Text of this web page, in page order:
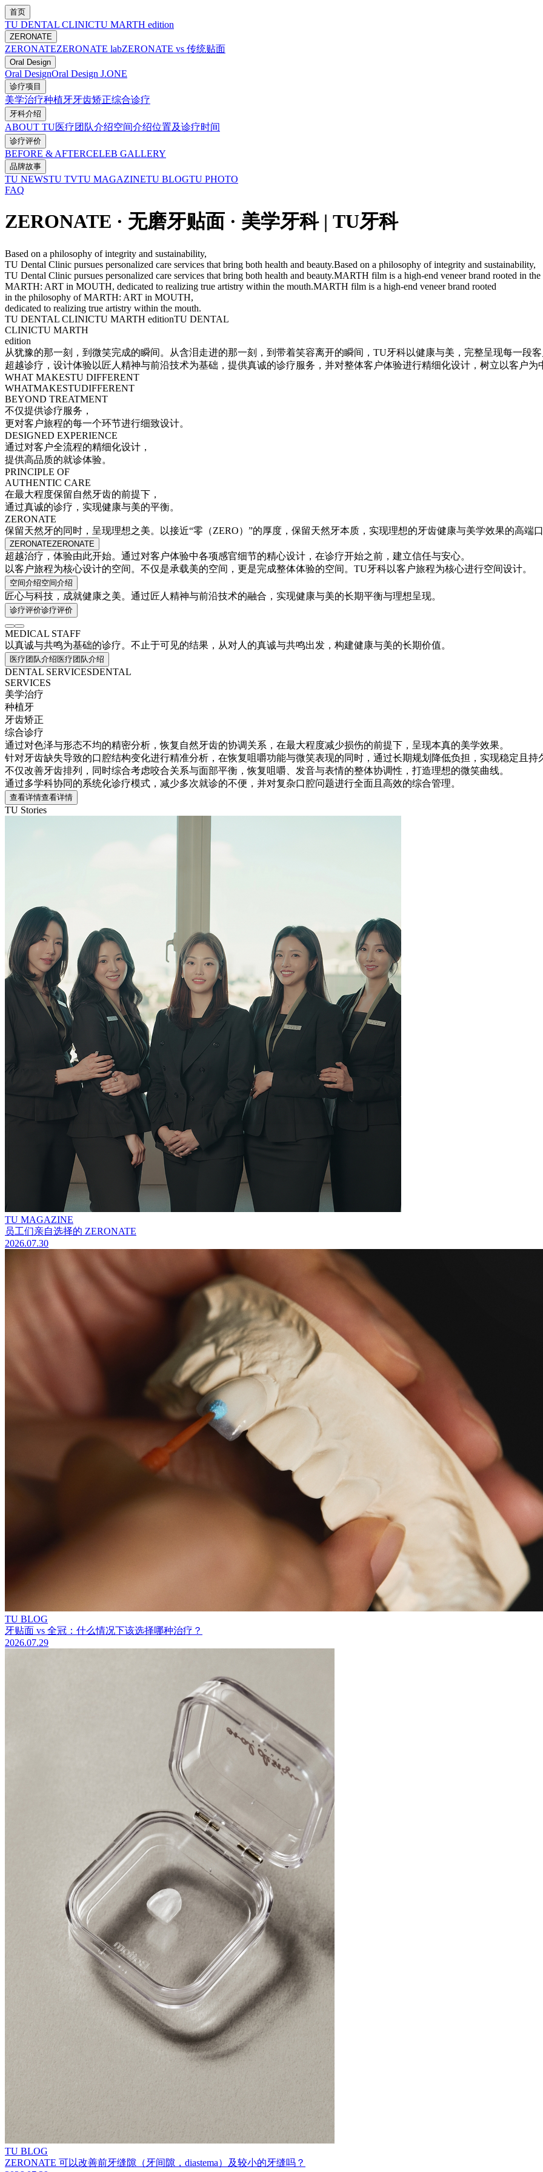
首页
TU DENTAL CLINICTU MARTH edition
ZERONATE
ZERONATEZERONATE labZERONATE vs 传统贴面
Oral Design
Oral DesignOral Design J.ONE
诊疗项目
美学治疗种植牙牙齿矫正综合诊疗
牙科介绍
ABOUT TU医疗团队介绍空间介绍位置及诊疗时间
诊疗评价
BEFORE & AFTERCELEB GALLERY
品牌故事
TU NEWSTU TVTU MAGAZINETU BLOGTU PHOTO
FAQ
ZERONATE · 无磨牙贴面 · 美学牙科 | TU牙科
Based on a philosophy of integrity and sustainability,
TU Dental Clinic pursues personalized care services that bring both health and beauty.Based on a philosophy of integrity and sustainability,
TU Dental Clinic pursues personalized care services that bring both health and beauty.MARTH film is a high-end veneer brand rooted in
MARTH: ART in MOUTH, dedicated to realizing true artistry within the mouth.MARTH film is a high-end veneer brand rooted
in the philosophy of MARTH: ART in MOUTH,
dedicated to realizing true artistry within the mouth.
TU DENTAL CLINICTU MARTH editionTU DENTAL
CLINICTU MARTH
edition
从犹豫的那一刻，到微笑完成的瞬间。
从含泪走进的那一刻，到带着笑容离开的瞬间，TU牙科以健康与美，完整呈现每一段客
超越诊疗，设计体验以匠人精神与前沿技术为基础，提供真诚的诊疗服务，并对整体客户体验进行精细化设计，树立以客户为
WHAT MAKESTU DIFFERENT
WHATMAKESTUDIFFERENT
BEYOND TREATMENT
不仅提供诊疗服务，
更对客户旅程的每一个环节进行细致设计。
DESIGNED EXPERIENCE
通过对客户全流程的精细化设计，
提供高品质的就诊体验。
PRINCIPLE OF
AUTHENTIC CARE
在最大程度保留自然牙齿的前提下，
通过真诚的诊疗，实现健康与美的平衡。
ZERONATE
保留天然牙的同时， 呈现理想之美。 以接近“零（ZERO）”的厚度，保留天然牙本质，实现理想的牙齿健康与美学效果的高端口
ZERONATEZERONATE
超越治疗，体验由此开始。 通过对客户体验中各项感官细节的精心设计，在诊疗开始之前，建立信任与安心。
以客户旅程为核心设计的空间。 不仅是承载美的空间，更是完成整体体验的空间。TU牙科以客户旅程为核心进行空间设计。
空间介绍空间介绍
匠心与科技， 成就健康之美。 通过匠人精神与前沿技术的融合，实现健康与美的长期平衡与理想呈现。
诊疗评价诊疗评价
MEDICAL STAFF
以真诚与共鸣为基础的诊疗。 不止于可见的结果，从对人的真诚与共鸣出发，构建健康与美的长期价值。
医疗团队介绍医疗团队介绍
DENTAL SERVICESDENTAL
SERVICES
美学治疗
种植牙
牙齿矫正
综合诊疗
通过对色泽与形态不均的精密分析，恢复自然牙齿的协调关系，在最大程度减少损伤的前提下，呈现本真的美学效果。
针对牙齿缺失导致的口腔结构变化进行精准分析，在恢复咀嚼功能与微笑表现的同时，通过长期规划降低负担，实现稳定且持
不仅改善牙齿排列，同时综合考虑咬合关系与面部平衡，恢复咀嚼、发音与表情的整体协调性，打造理想的微笑曲线。
通过多学科协同的系统化诊疗模式，减少多次就诊的不便，并对复杂口腔问题进行全面且高效的综合管理。
查看详情查看详情
TU Stories
TU MAGAZINE
员工们亲自选择的 ZERONATE
2026.07.30
TU BLOG
牙贴面 vs 全冠：什么情况下该选择哪种治疗？
2026.07.29
TU BLOG
ZERONATE 可以改善前牙缝隙（牙间隙，diastema）及较小的牙缝吗？